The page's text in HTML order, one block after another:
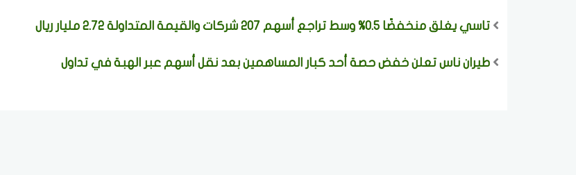
تاسي يغلق منخفضًا 0.5% وسط تراجع أسهم 207 شركات والقيمة المتداولة 2.72 مليار ريال
طيران ناس تعلن خفض حصة أحد كبار المساهمين بعد نقل أسهم عبر الهبة في تداول